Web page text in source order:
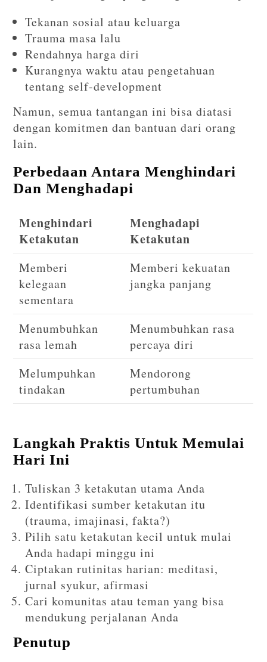
Tekanan sosial atau keluarga
Trauma masa lalu
Rendahnya harga diri
Kurangnya waktu atau pengetahuan
tentang self-development
Namun, semua tantangan ini bisa diatasi
dengan komitmen dan bantuan dari orang
lain.
Perbedaan Antara Menghindari
Dan Menghadapi
Menghindari
Ketakutan
Menghadapi
Ketakutan
Memberi
kelegaan
sementara
Memberi kekuatan
jangka panjang
Menumbuhkan
rasa lemah
Menumbuhkan rasa
percaya diri
Melumpuhkan
tindakan
Mendorong
pertumbuhan
Langkah Praktis Untuk Memulai
Hari Ini
Tuliskan 3 ketakutan utama Anda
Identifikasi sumber ketakutan itu
(trauma, imajinasi, fakta?)
Pilih satu ketakutan kecil untuk mulai
Anda hadapi minggu ini
Ciptakan rutinitas harian: meditasi,
jurnal syukur, afirmasi
Cari komunitas atau teman yang bisa
mendukung perjalanan Anda
Penutup